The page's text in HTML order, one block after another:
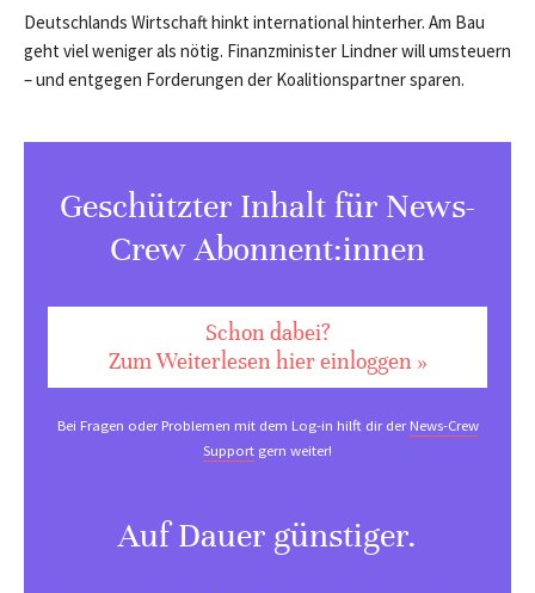
Deutschlands Wirtschaft hinkt international hinterher. Am Bau
geht viel weniger als nötig. Finanzminister Lindner will umsteuern
– und entgegen Forderungen der Koalitionspartner sparen.
Geschützter Inhalt für News-
Crew Abonnent:innen
Schon dabei?
Zum Weiterlesen hier einloggen »
Bei Fragen oder Problemen mit dem Log-in hilft dir derNews-Crew
Support gern weiter!
Auf Dauer günstiger.